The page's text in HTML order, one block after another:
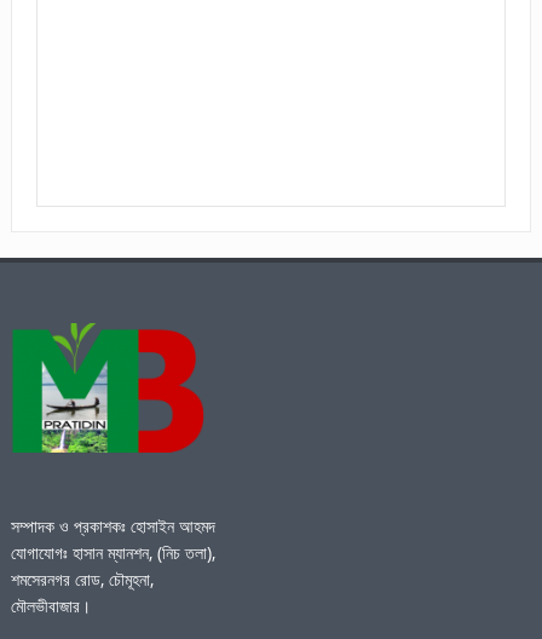
সম্পাদক ও প্রকাশকঃ হোসাইন আহমদ
যোগাযোগঃ হাসান ম্যানশন, (নিচ তলা),
শমসেরনগর রোড, চৌমূহনা,
মৌলভীবাজার।